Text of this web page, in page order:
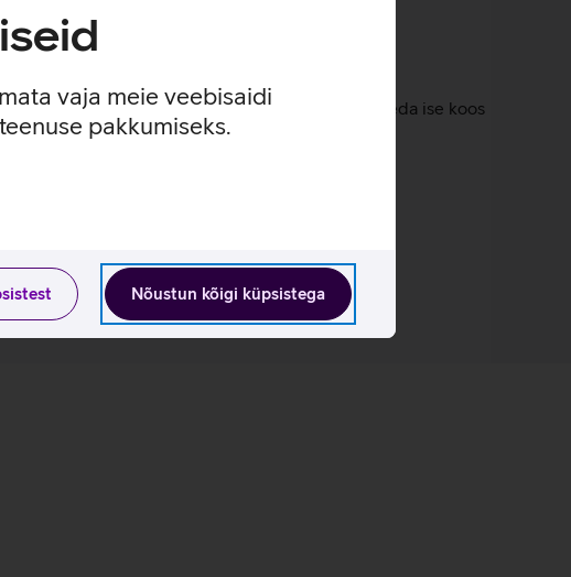
vaja meie veebisaidi
pakkumiseks.
Nõustun kõigi küpsistega
eelseadistatud valikuid või reguleerides seda ise koos